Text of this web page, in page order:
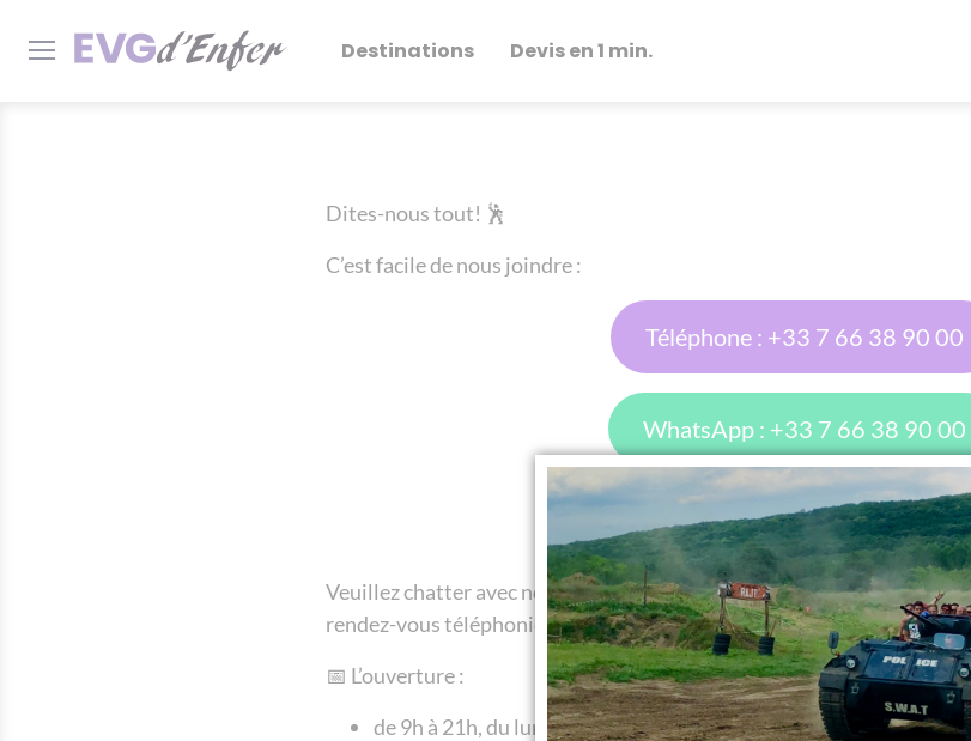
Destinations Devis en 1 min.
Dites-nous tout! 🕺
C’est facile de nous joindre :
Téléphone : +33 7 66 38 90 00
WhatsApp : +33 7 66 38 90 00
✉ :
Veuillez chatter avec nous dans un premier temps via WhatsApp, afin
rendez-vous téléphonique à l’avance. 🤝🍾
📅 L’ouverture :
de 9h à 21h, du lundi au vendredi